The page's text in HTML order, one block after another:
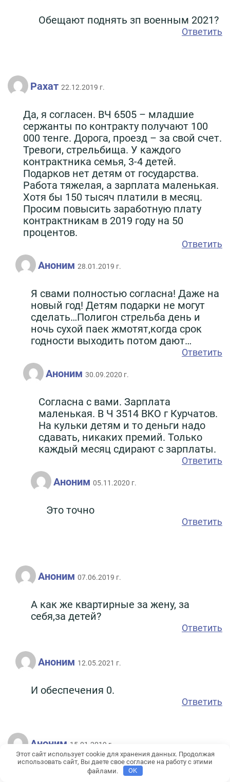
Обещают поднять зп военным 2021?
Ответить
Рахат 22.12.2019 г.
Да, я согласен. ВЧ 6505 – младшие
сержанты по контракту получают 100
000 тенге. Дорога, проезд – за свой счет.
Тревоги, стрельбища. У каждого
контрактника семья, 3-4 детей.
Подарков нет детям от государства.
Работа тяжелая, а зарплата маленькая.
Хотя бы 150 тысяч платили в месяц.
Просим повысить заработную плату
контрактникам в 2019 году на 50
процентов.
Ответить
Аноним 28.01.2019 г.
Я свами полностью согласна! Даже на
новый год! Детям подарки не могут
сделать…Полигон стрельба день и
ночь сухой паек жмотят,когда срок
годности выходить потом дают…
Ответить
Аноним 30.09.2020 г.
Согласна с вами. Зарплата
маленькая. В Ч 3514 ВКО г Курчатов.
На кульки детям и то деньги надо
сдавать, никаких премий. Только
каждый месяц сдирают с зарплаты.
Ответить
Аноним 05.11.2020 г.
Это точно
Ответить
Аноним 07.06.2019 г.
А как же квартирные за жену, за
себя,за детей?
Ответить
Аноним 12.05.2021 г.
И обеспечения 0.
Ответить
Аноним 15.01.2019 г.
Не получают столько. Больше собирают
Этот сайт использует cookie для хранения данных. Продолжая
использовать сайт, Вы даете свое согласие на работу с этими
файлами.
OK